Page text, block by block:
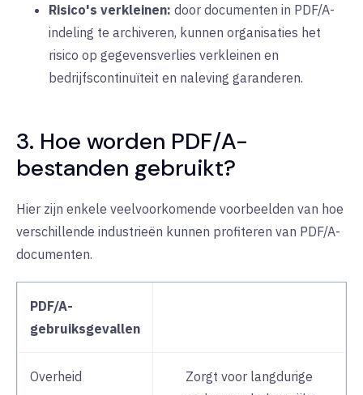
Risico's verkleinen: door documenten in PDF/A-
indeling te archiveren, kunnen organisaties het
risico op gegevensverlies verkleinen en
bedrijfscontinuïteit en naleving garanderen.
3. Hoe worden PDF/A-
bestanden gebruikt?
Hier zijn enkele veelvoorkomende voorbeelden van hoe
verschillende industrieën kunnen profiteren van PDF/A-
documenten.
PDF/A-
gebruiksgevallen
Overheid
Zorgt voor langdurige